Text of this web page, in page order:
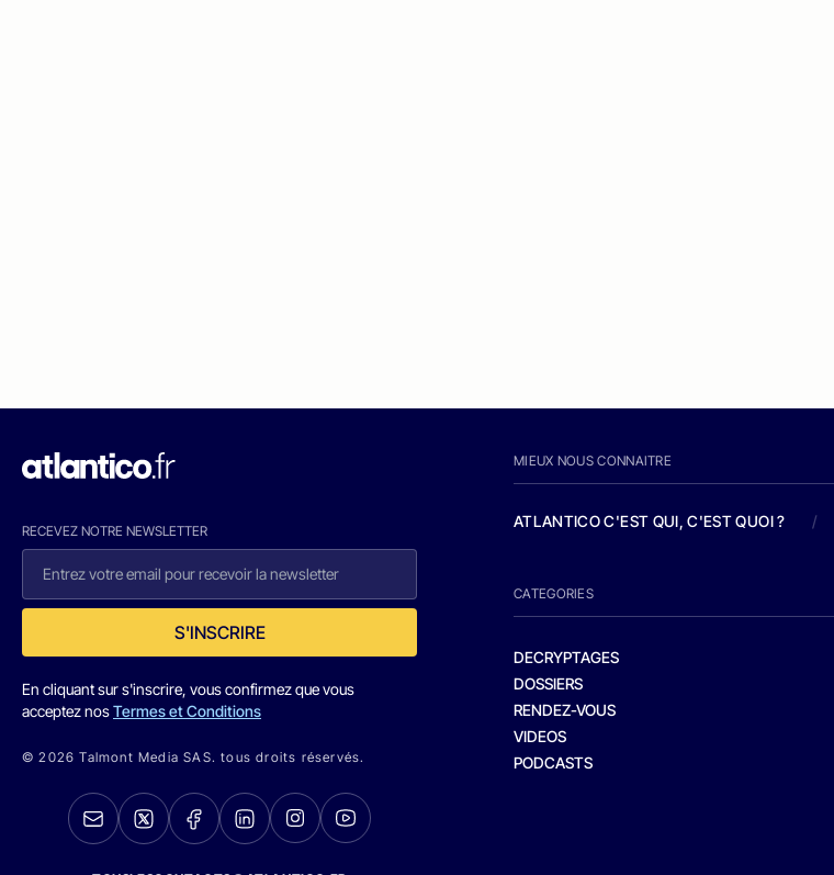
RECEVEZ NOTRE NEWSLETTER
S'INSCRIRE
En cliquant sur s'inscrire, vous confirmez que vous
acceptez nosTermes et Conditions
© 2026 Talmont Media SAS. tous droits réservés.
MIEUX NOUS CONNAITRE
ATLANTICO C'EST QUI, C'EST QUOI ? /
CATEGORIES
DECRYPTAGES
DOSSIERS
RENDEZ-VOUS
VIDEOS
PODCASTS